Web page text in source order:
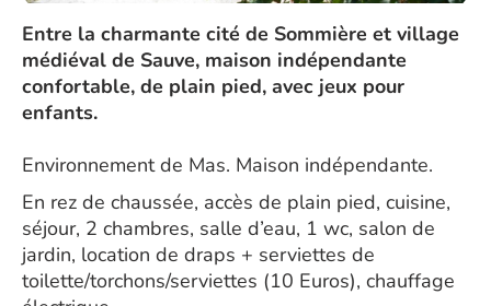
Entre la charmante cité de Sommière et village
médiéval de Sauve, maison indépendante
confortable, de plain pied, avec jeux pour
enfants.
Environnement de Mas. Maison indépendante.
En rez de chaussée, accès de plain pied, cuisine,
séjour, 2 chambres, salle d’eau, 1 wc, salon de
jardin, location de draps + serviettes de
toilette/torchons/serviettes (10 Euros), chauffage